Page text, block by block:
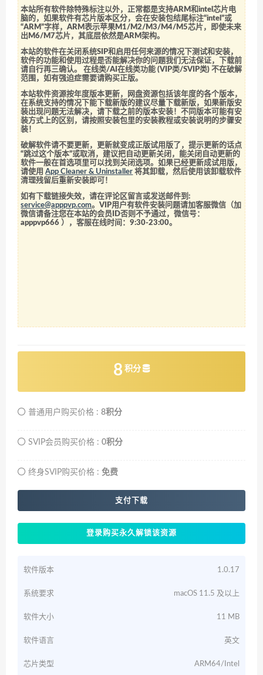
本站所有软件除特殊标注以外，正常都是支持ARM和intel芯片电
脑的，如果软件有芯片版本区分，会在安装包结尾标注“intel”或
“ARM”字样，ARM表示苹果M1/M2/M3/M4/M5芯片，即使未来
出M6/M7芯片，其底层依然是ARM架构。
本站的软件在关闭系统SIP和启用任何来源的情况下测试和安装，
软件的功能和使用过程是否能解决你的问题我们无法保证，下载前
请自行再三确认。 在线类/AI在线类功能 (VIP类/SVIP类) 不在破解
范围，如有强迫症需要请购买正版。
本站软件资源按年度版本更新，网盘资源包括该年度的各个版本，
在系统支持的情况下能下载新版的建议尽量下载新版，如果新版安
装出现问题无法解决，请下载之前的版本安装！不同版本可能有安
装方式上的区别，请按照安装包里的安装教程或安装说明的步骤安
装！
破解软件请不要更新，更新就变成正版试用版了，提示更新的话点
“跳过这个版本”或取消，建议把自动更新关闭，能关闭自动更新的
软件一般在首选项里可以找到关闭选项。如果已经更新成试用版，
请使用App Cleaner & Uninstaller 将其卸载，然后使用该卸载软件
清理残留后重新安装即可！
如有下载链接失效，请在评论区留言或发送邮件到:
service@apppvp.com。VIP用户有软件安装问题请加客服微信（加
微信请备注您在本站的会员ID否则不予通过，微信号：
apppvp666 ），客服在线时间：9:30-23:00。
8 积分
普通用户购买价格 : 8积分
SVIP会员购买价格 : 0积分
终身SVIP购买价格 : 免费
支付下载
登录购买永久解锁该资源
软件版本 1.0.17
系统要求 macOS 11.5 及以上
软件大小 11 MB
软件语言 英文
芯片类型 ARM64/Intel